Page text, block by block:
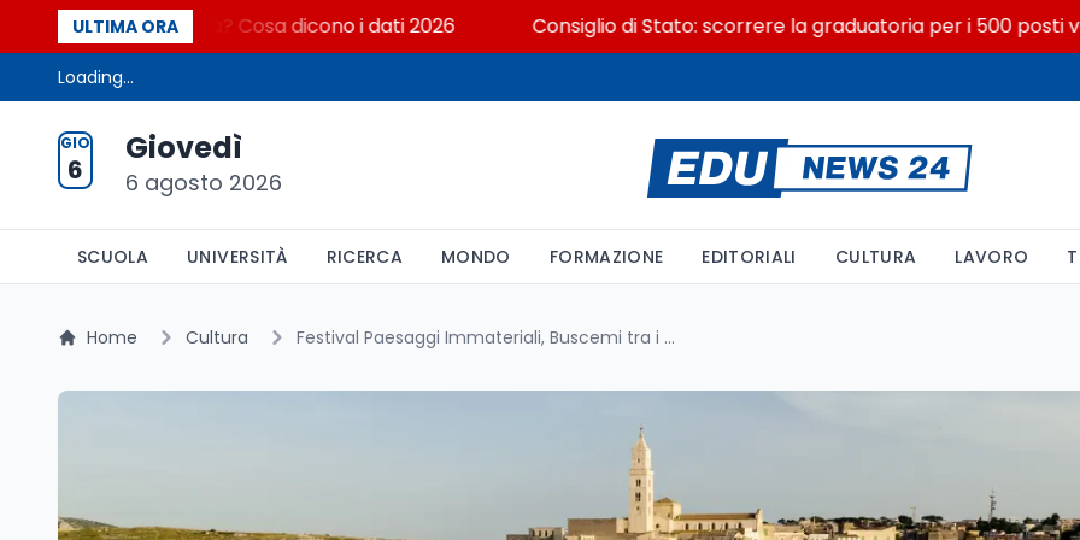
ULTIMA ORA
italiana? Cosa dicono i dati 2026 Consiglio di Stato: scorrere la graduatoria per i 500 posti
Loading...
GIO
6
Giovedì
6 agosto 2026
SCUOLA UNIVERSITÀ RICERCA MONDO FORMAZIONE EDITORIALI CULTURA LAVORO
Home Cultura Festival Paesaggi Immateriali, Buscemi tra i 36 borghi PNRR siciliani